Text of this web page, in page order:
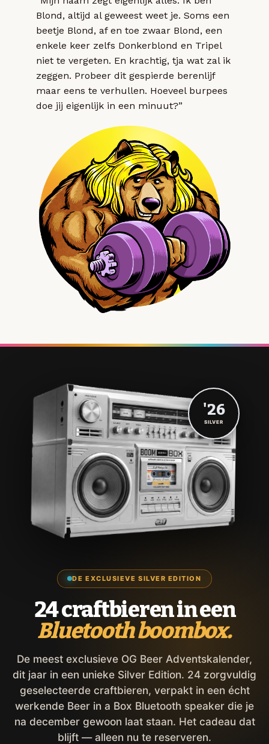
Blond, altijd al geweest weet je. Soms een
beetje Blond, af en toe zwaar Blond, een
enkele keer zelfs Donkerblond en Tripel
niet te vergeten. En krachtig, tja wat zal ik
zeggen. Probeer dit gespierde berenlijf
maar eens te verhullen. Hoeveel burpees
doe jij eigenlijk in een minuut?”
DE EXCLUSIEVE SILVER EDITION
24 craftbieren in een
Bluetooth boombox.
De meest exclusieve OG Beer Adventskalender,
dit jaar in een unieke Silver Edition. 24 zorgvuldig
geselecteerde craftbieren, verpakt in een écht
werkende Beer in a Box Bluetooth speaker die je
na december gewoon laat staan. Het cadeau dat
blijft — alleen nu te reserveren.
'26
SILVER